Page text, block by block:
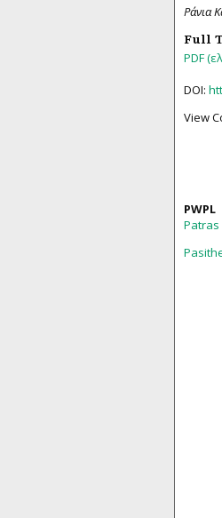
Ράνια
Full
PDF
DOI:
View
PWPL
Patras